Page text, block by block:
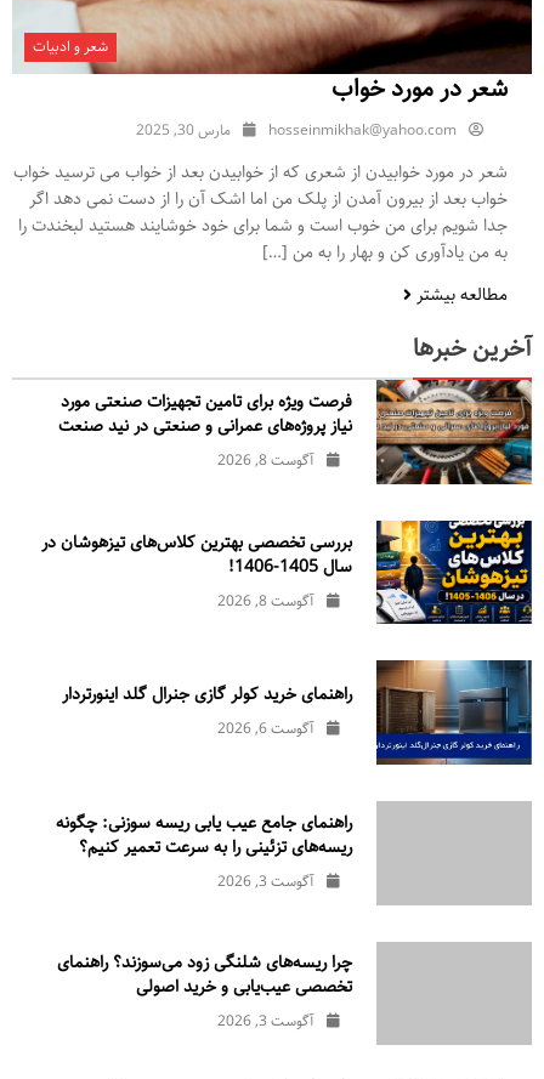
شعر و ادبیات
شعر در مورد خواب
hosseinmikhak@yahoo.com مارس 30, 2025
شعر در مورد خوابیدن از شعری که از خوابیدن بعد از خواب می ترسید خواب
خواب بعد از بیرون آمدن از پلک من اما اشک آن را از دست نمی دهد اگر
جدا شویم برای من خوب است و شما برای خود خوشایند هستید لبخندت را
به من یادآوری کن و بهار را به من […]
مطالعه بیشتر
آخرین خبرها
فرصت ویژه برای تامین تجهیزات صنعتی مورد
نیاز پروژه‌های عمرانی و صنعتی در نید صنعت
آگوست 8, 2026
بررسی تخصصی بهترین کلاس‌های تیزهوشان در
سال 1405-1406!
آگوست 8, 2026
راهنمای خرید کولر گازی جنرال‌ گلد اینورتر‌دار
آگوست 6, 2026
راهنمای جامع عیب یابی ریسه سوزنی: چگونه
ریسه‌های تزئینی را به سرعت تعمیر کنیم؟
آگوست 3, 2026
چرا ریسه‌های شلنگی زود می‌سوزند؟ راهنمای
تخصصی عیب‌یابی و خرید اصولی
آگوست 3, 2026